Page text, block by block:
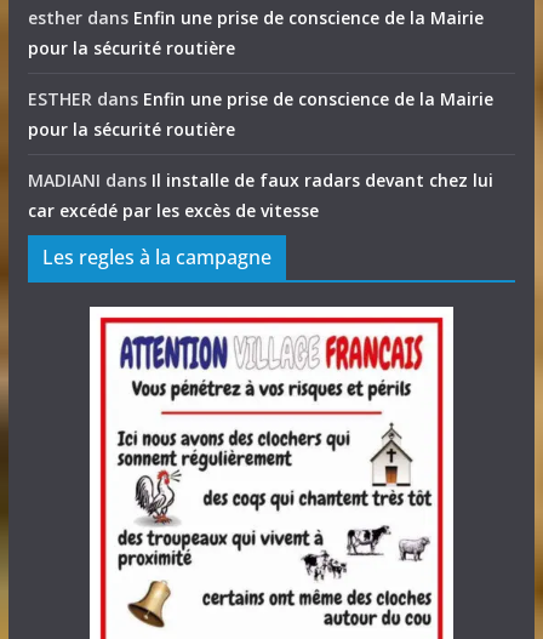
estherdans Enfin une prise de conscience de la Mairie
pour la sécurité routière
ESTHERdans Enfin une prise de conscience de la Mairie
pour la sécurité routière
MADIANI dans Il installe de faux radars devant chez lui
car excédé par les excès de vitesse
Les regles à la campagne